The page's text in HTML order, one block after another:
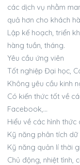
các dịch vụ nhằm
quả hơn cho khách
Lập kế hoạch, triển
hàng tuần, tháng.
Yêu cầu ứng viên
Tốt nghiệp Đại học,
Không yêu cầu kinh
Có kiến thức tốt về
Facebook,…
Hiểu về các hình
Kỹ năng phân tích dữ
Kỹ năng quản lí thời
Chủ động, nhiệt tình,